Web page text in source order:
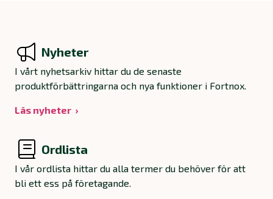
Nyheter
I vårt nyhetsarkiv hittar du de senaste
produktförbättringarna och nya funktioner i Fortnox.
Läs nyheter
Ordlista
I vår ordlista hittar du alla termer du behöver för att
bli ett ess på företagande.